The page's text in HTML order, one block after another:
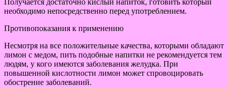
необходимо непосредственно перед употреблением.
Противопоказания к применению
Несмотря на все положительные качества, которыми обладают
лимон с медом, пить подобные напитки не рекомендуется тем
людям, у кого имеются заболевания желудка. При
повышенной кислотности лимон может спровоцировать
обострение заболеваний.